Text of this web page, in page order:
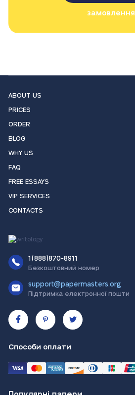
замовлення
ABOUT US
PRICES
ORDER
BLOG
WHY US
FAQ
FREE ESSAYS
VIP SERVICES
CONTACTS
1(888)870-8911
Безкоштовний номер
support@papermasters.org
Підтримка електронної пошти
Способи оплати